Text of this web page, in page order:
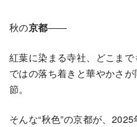
秋の京都――
紅葉に染まる寺社、どこま
ではの落ち着きと華やかさ
節。
そんな“秋色”の京都が、2025